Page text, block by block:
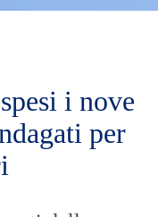
i nove
per